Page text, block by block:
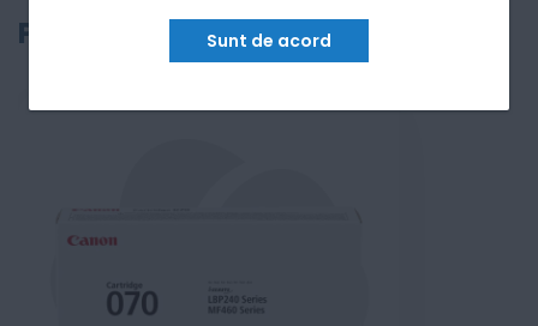
Sunt de acord
Produse recomandate